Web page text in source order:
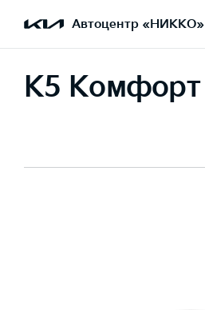
Автоцентр «НИККО»
K5 Комфорт